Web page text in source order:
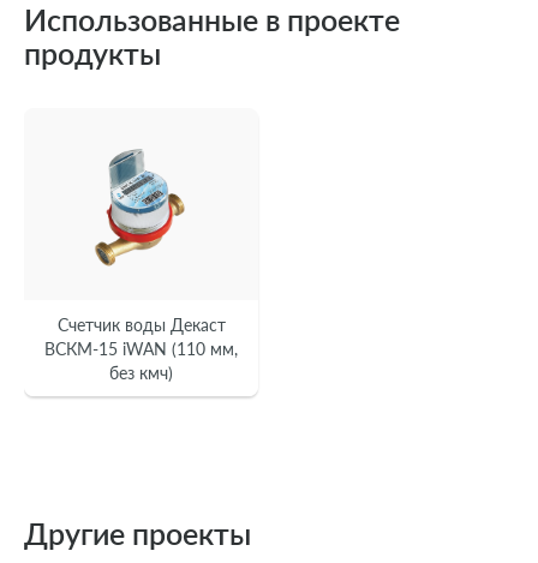
Использованные в проекте
продукты
Счетчик воды Декаст
ВСКМ-15 iWAN (110 мм,
без кмч)
Другие проекты